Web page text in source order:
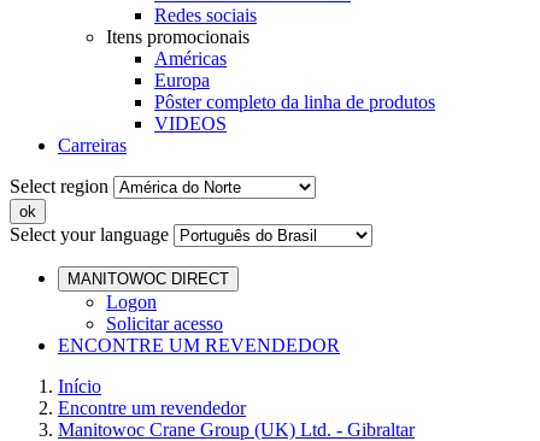
Redes sociais
Itens promocionais
Américas
Europa
Pôster completo da linha de produtos
VIDEOS
Carreiras
Select region
Select your language
MANITOWOC DIRECT
Logon
Solicitar acesso
ENCONTRE UM REVENDEDOR
Início
Encontre um revendedor
Manitowoc Crane Group (UK) Ltd. - Gibraltar